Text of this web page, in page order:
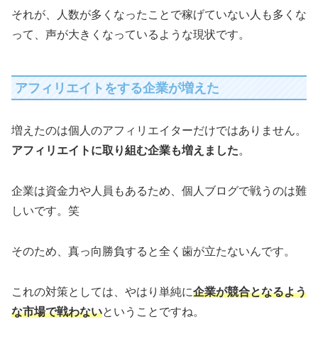
それが、人数が多くなったことで稼げていない人も多くな
って、声が大きくなっているような現状です。
アフィリエイトをする企業が増えた
増えたのは個人のアフィリエイターだけではありません。
アフィリエイトに取り組む企業も増えました。
企業は資金力や人員もあるため、個人ブログで戦うのは難
しいです。笑
そのため、真っ向勝負すると全く歯が立たないんです。
これの対策としては、やはり単純に企業が競合となるよう
な市場で戦わないということですね。